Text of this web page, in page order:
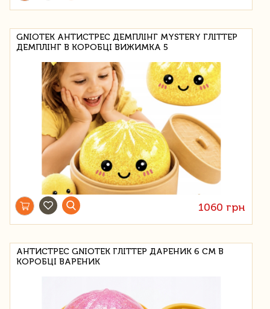
GNIOTEK АНТИСТРЕС ДЕМПЛІНГ MYSTERY ГЛІТТЕР
ДЕМПЛІНГ В КОРОБЦІ ВИЖИМКА 5
1060 грн
АНТИСТРЕС GNIOTEK ГЛІТТЕР ДАРЕНИК 6 СМ В
КОРОБЦІ ВАРЕНИК